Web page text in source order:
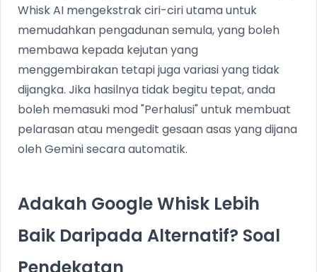
Whisk AI mengekstrak ciri-ciri utama untuk
memudahkan pengadunan semula, yang boleh
membawa kepada kejutan yang
menggembirakan tetapi juga variasi yang tidak
dijangka. Jika hasilnya tidak begitu tepat, anda
boleh memasuki mod "Perhalusi" untuk membuat
pelarasan atau mengedit gesaan asas yang dijana
oleh Gemini secara automatik.
Adakah Google Whisk Lebih
Baik Daripada Alternatif? Soal